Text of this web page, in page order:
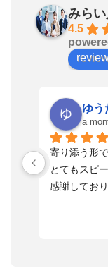
みら
4.5
ゆう
a
寄り添う形
とてもスピ
感謝しており